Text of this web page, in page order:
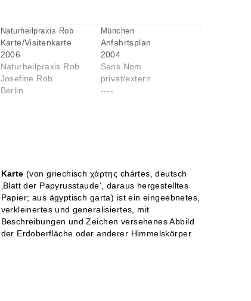
Naturheilpraxis Rob
Karte/Visitenkarte
2006
Naturheilpraxis Rob
Josefine Rob
Berlin
München
Anfahrtsplan
2004
Sans Nom
privat/extern
----
Karte (von griechisch χάρτης chártes, deutsch
‚Blatt der Papyrusstaude‘, daraus hergestelltes
Papier; aus ägyptisch garta) ist ein eingeebnetes,
verkleinertes und generalisiertes, mit
Beschreibungen und Zeichen versehenes Abbild
der Erdoberfläche oder anderer Himmelskörper.